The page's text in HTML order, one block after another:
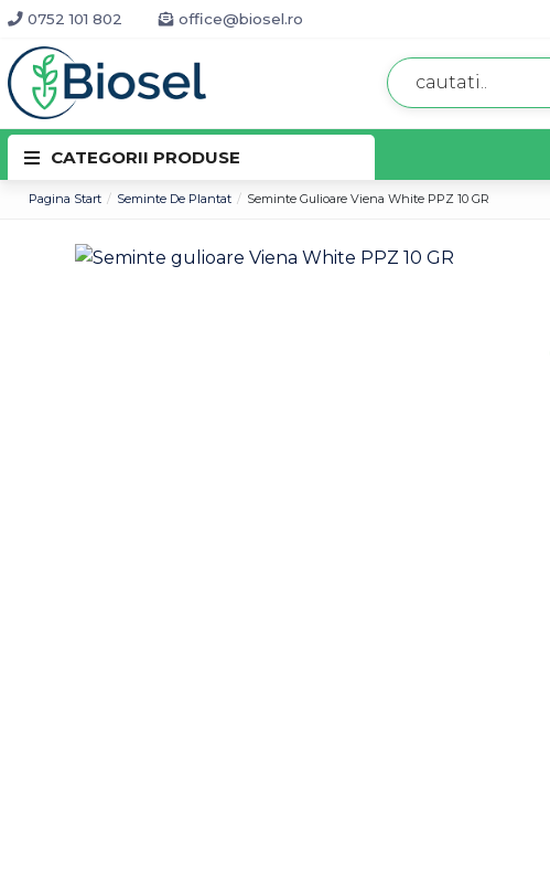
0752 101 802 office@biosel.ro
CATEGORII PRODUSE
Pagina Start Seminte De Plantat Seminte Gulioare Viena White PPZ 10 GR